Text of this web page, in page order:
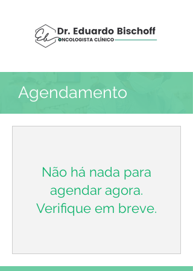
Agendamento
Não há nada para
agendar agora.
Verifique em breve.